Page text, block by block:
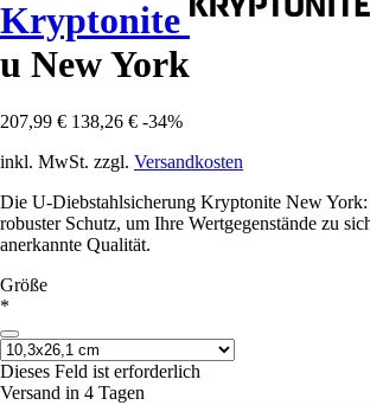
Kryptonite
u New York
207,99 € 138,26 € -34%
inkl. MwSt. zzgl. Versandkosten
Die U-Diebstahlsicherung Kryptonite New York:
robuster Schutz, um Ihre Wertgegenstände zu
anerkannte Qualität.
Größe
*
Dieses Feld ist erforderlich
Versand in 4 Tagen